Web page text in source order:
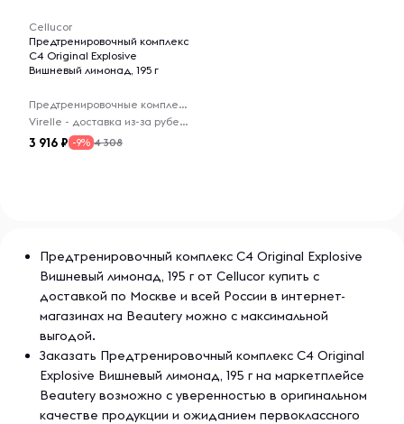
Cellucor
Предтренировочный комплекс
C4 Original Explosive
Вишневый лимонад, 195 г
Предтренировочные комплексы
Virelle - доставка из-за рубежа
3 916 -9% 4 308
Предтренировочный комплекс C4 Original Explosive
Вишневый лимонад, 195 г от Cellucor купить с
доставкой по Москве и всей России в интернет-
магазинах на Beautery можно с максимальной
выгодой.
Заказать Предтренировочный комплекс C4 Original
Explosive Вишневый лимонад, 195 г на маркетплейсе
Beautery возможно с уверенностью в оригинальном
качестве продукции и ожиданием первоклассного